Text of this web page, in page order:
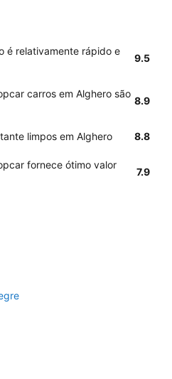
é relativamente rápido e
9.5
carros em Alghero são
8.9
limpos em Alghero 8.8
fornece ótimo valor
7.9